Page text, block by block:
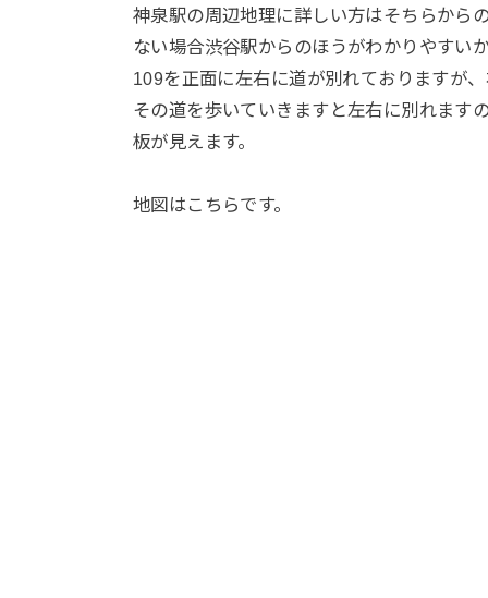
神泉駅の周辺地理に詳しい方はそちらから
ない場合渋谷駅からのほうがわかりやすい
109を正面に左右に道が別れておりますが
その道を歩いていきますと左右に別れます
板が見えます。
地図はこちらです。